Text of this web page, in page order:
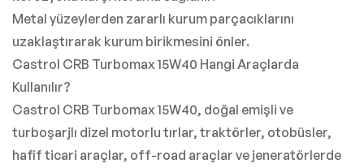
Metal yüzeylerden zararlı kurum parçacıklarını
uzaklaştırarak kurum birikmesini önler.
Castrol CRB Turbomax 15W40 Hangi Araçlarda
Kullanılır?
Castrol CRB Turbomax 15W40, doğal emişli ve
turboşarjlı dizel motorlu tırlar, traktörler, otobüsler,
hafif ticari araçlar, off-road araçlar ve jeneratörlerde